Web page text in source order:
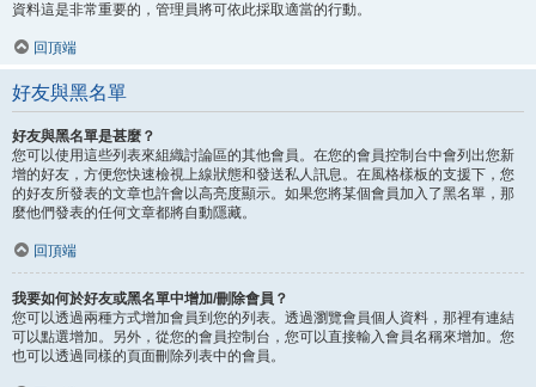
資料這是非常重要的，管理員將可依此採取適當的行動。
回頂端
好友與黑名單
好友與黑名單是甚麼？
您可以使用這些列表來組織討論區的其他會員。在您的會員控制台中會列出您新
增的好友，方便您快速檢視上線狀態和發送私人訊息。在風格樣板的支援下，您
的好友所發表的文章也許會以高亮度顯示。如果您將某個會員加入了黑名單，那
麼他們發表的任何文章都將自動隱藏。
回頂端
我要如何於好友或黑名單中增加/刪除會員？
您可以透過兩種方式增加會員到您的列表。透過瀏覽會員個人資料，那裡有連結
可以點選增加。另外，從您的會員控制台，您可以直接輸入會員名稱來增加。您
也可以透過同樣的頁面刪除列表中的會員。